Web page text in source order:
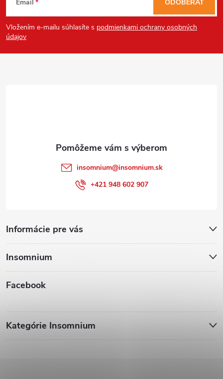
á
p
Email
Vložením e-mailu súhlasíte s podmienkami ochrany osobných
údajov
ODOBERAŤ
Informácie pre vás
Insomnium
Facebook
insomnium@insomnium.sk
+421 948 602 907
Kategórie Insomnium